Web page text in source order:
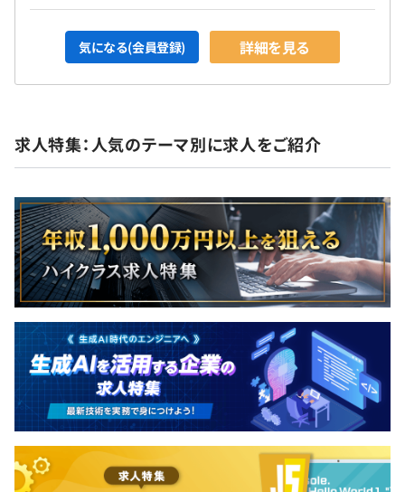
気になる(会員登録) 詳細を見る
求人特集：人気のテーマ別に求人をご紹介